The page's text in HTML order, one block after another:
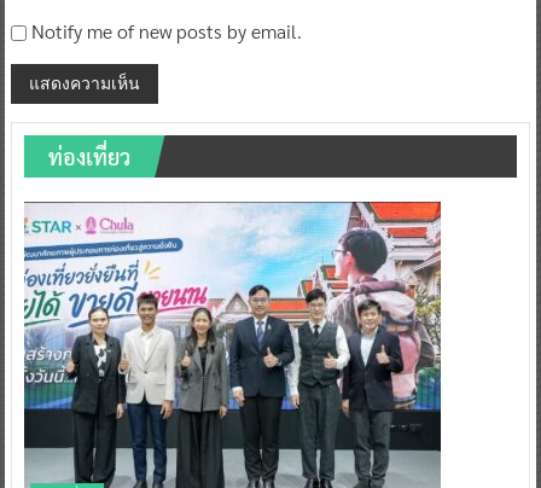
Notify me of new posts by email.
ท่องเที่ยว